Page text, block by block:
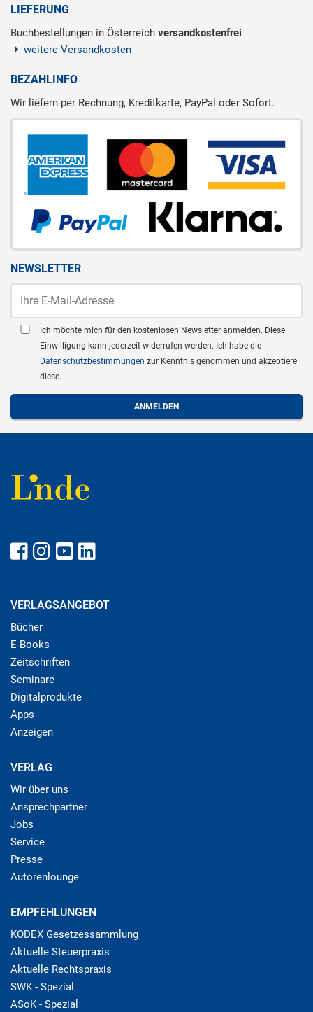
LIEFERUNG
Buchbestellungen in Österreich versandkostenfrei
weitere Versandkosten
BEZAHLINFO
Wir liefern per Rechnung, Kreditkarte, PayPal oder Sofort.
NEWSLETTER
Ich möchte mich für den kostenlosen Newsletter anmelden. Diese
Einwilligung kann jederzeit widerrufen werden. Ich habe die
Datenschutzbestimmungen zur Kenntnis genommen und akzeptiere
diese.
VERLAGSANGEBOT
Bücher
E-Books
Zeitschriften
Seminare
Digitalprodukte
Apps
Anzeigen
VERLAG
Wir über uns
Ansprechpartner
Jobs
Service
Presse
Autorenlounge
EMPFEHLUNGEN
KODEX Gesetzessammlung
Aktuelle Steuerpraxis
Aktuelle Rechtspraxis
SWK - Spezial
ASoK - Spezial